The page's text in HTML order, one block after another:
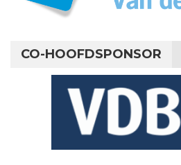
CO-HOOFDSPONSOR